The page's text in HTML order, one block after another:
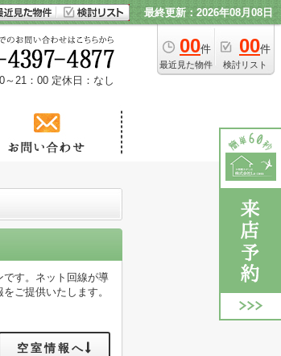
最終更新：2026年08月08日
00件
最近見た物件
00件
検討リスト
～21：00 定休日：なし
す。ネット回線が導
ご提供いたします。
空室情報へ